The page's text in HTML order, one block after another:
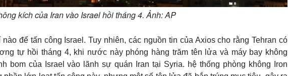
kích của Iran vào Israel hồi tháng 4. Ảnh: AP
để tấn công Israel. Tuy nhiên, các nguồn tin của Axios cho rằng Tehran có
tự hồi tháng 4, khi nước này phóng hàng trăm tên lửa và máy bay không
bom của Israel vào lãnh sự quán Iran tại Syria. hệ thống phòng không Iron